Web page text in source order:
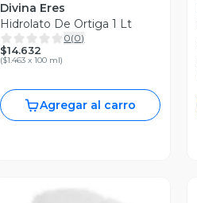
Divina Eres
Hidrolato De Ortiga 1 Lt
0(0)
$14.632
($1.463 x 100 ml)
Agregar al carro